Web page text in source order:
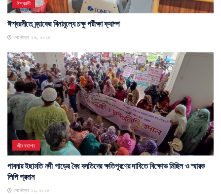
ঈশ্বরদী
ঈশ্বরদীতে ব্র্যাকের বিনামূল্যে চক্ষু পরীক্ষা ক্যাম্প
সেপ্টেম্বর ২৬, ২০২৫
জীবনযাপন
পাবনার ইছামতি নদী পাড়ের বৈধ বসতিদের ক্ষতিপূরণের দাবিতে বিক্ষোভ মিছিল ও স্মারক
লিপি প্রদান
সেপ্টেম্বর ১১, ২০২৫